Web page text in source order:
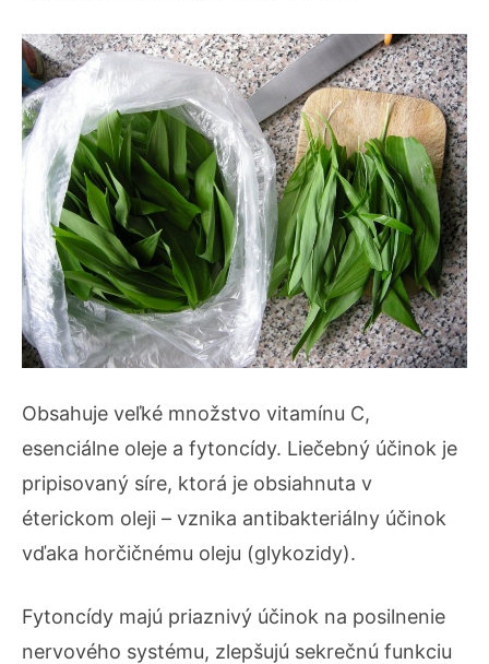
Obsahuje veľké množstvo vitamínu C,
esenciálne oleje a fytoncídy. Liečebný účinok je
pripisovaný síre, ktorá je obsiahnuta v
éterickom oleji – vznika antibakteriálny účinok
vďaka horčičnému oleju (glykozidy).
Fytoncídy majú priaznivý účinok na posilnenie
nervového systému, zlepšujú sekrečnú funkciu